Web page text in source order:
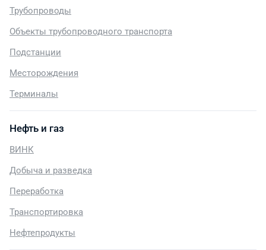
Трубопроводы
Объекты трубопроводного транспорта
Подстанции
Месторождения
Терминалы
Нефть и газ
ВИНК
Добыча и разведка
Переработка
Транспортировка
Нефтепродукты